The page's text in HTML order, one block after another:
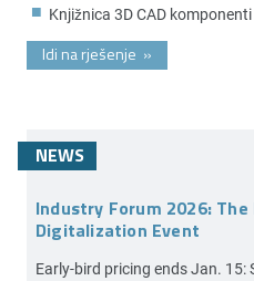
Knjižnica 3D CAD komponenti
Idi na rješenje »
NEWS
Industry Forum 2026:
Digitalization Event
Early-bird pricing ends Jan. 15: